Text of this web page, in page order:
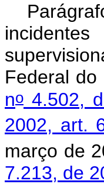
Federal do
no 4.502,
2002, art.
março de
7.213, de